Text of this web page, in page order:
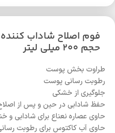
حجم 200 میلی لیتر
طراوت بخش پوست
رطوبت رسانی پوست
جلوگیری از خشکی
حفظ شادابی در حین و پس از
حاوی عصاره نعناع برای شادابی و
حاوی آب کاکتوس برای رطوبت